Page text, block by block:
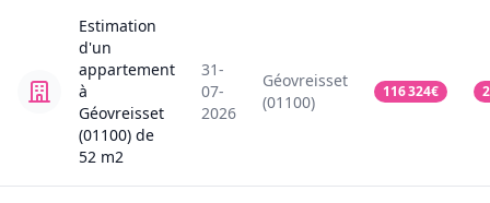
Estimation
d'un
appartement
à
Géovreisset
(01100) de
52 m2
31-
07-
2026
Géovreisset
(01100)
116 324€